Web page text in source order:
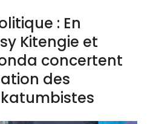
: En
Kitengie et
concertent
des